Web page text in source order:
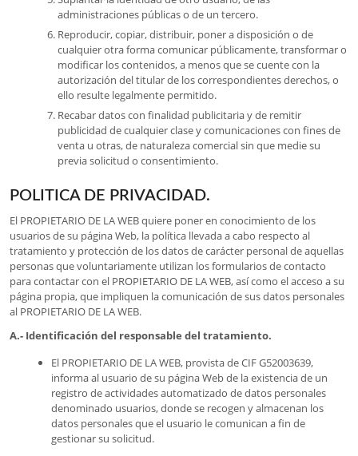
administraciones públicas o de un tercero.
Reproducir, copiar, distribuir, poner a disposición o de
cualquier otra forma comunicar públicamente, transformar o
modificar los contenidos, a menos que se cuente con la
autorización del titular de los correspondientes derechos, o
ello resulte legalmente permitido.
Recabar datos con finalidad publicitaria y de remitir
publicidad de cualquier clase y comunicaciones con fines de
venta u otras, de naturaleza comercial sin que medie su
previa solicitud o consentimiento.
POLITICA DE PRIVACIDAD.
El PROPIETARIO DE LA WEB quiere poner en conocimiento de los
usuarios de su página Web, la política llevada a cabo respecto al
tratamiento y protección de los datos de carácter personal de aquellas
personas que voluntariamente utilizan los formularios de contacto
para contactar con el PROPIETARIO DE LA WEB, así como el acceso a su
página propia, que impliquen la comunicación de sus datos personales
al PROPIETARIO DE LA WEB.
A.- Identificación del responsable del tratamiento.
El PROPIETARIO DE LA WEB, provista de CIF G52003639,
informa al usuario de su página Web de la existencia de un
registro de actividades automatizado de datos personales
denominado usuarios, donde se recogen y almacenan los
datos personales que el usuario le comunican a fin de
gestionar su solicitud.